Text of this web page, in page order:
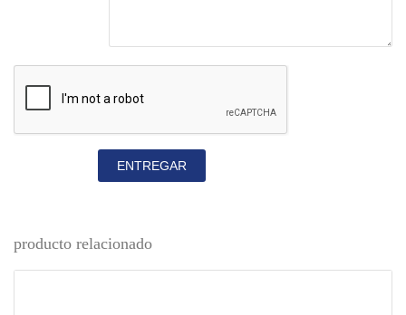
ENTREGAR
producto relacionado